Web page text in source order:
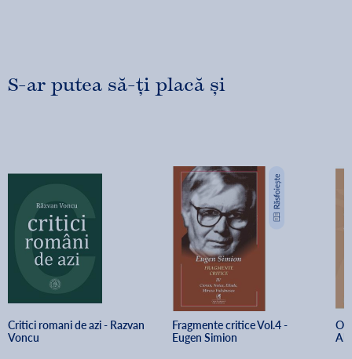
S-ar putea să-ți placă și
Critici romani de azi - Razvan
Voncu
Fragmente critice Vol.4 -
Eugen Simion
O